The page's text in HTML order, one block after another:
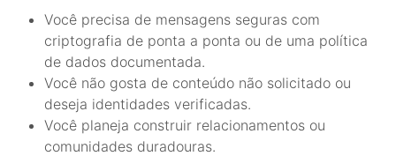
Você precisa de mensagens seguras com
criptografia de ponta a ponta ou de uma política
de dados documentada.
Você não gosta de conteúdo não solicitado ou
deseja identidades verificadas.
Você planeja construir relacionamentos ou
comunidades duradouras.